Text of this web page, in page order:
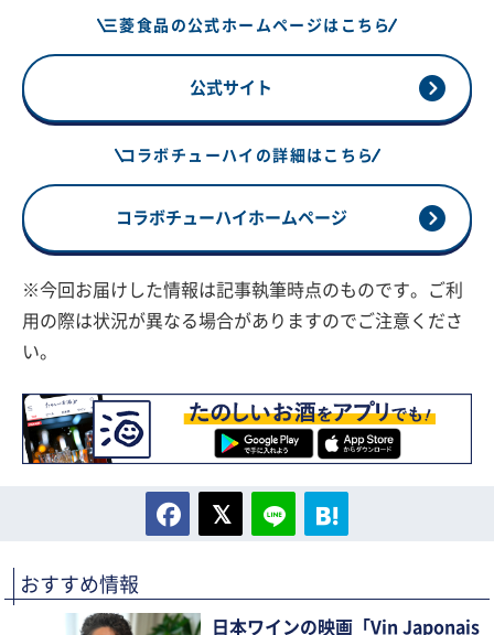
三菱食品の公式ホームページはこちら
公式サイト
コラボチューハイの詳細はこちら
コラボチューハイホームページ
※今回お届けした情報は記事執筆時点のものです。ご利
用の際は状況が異なる場合がありますのでご注意くださ
い。
おすすめ情報
日本ワインの映画「Vin Japonais